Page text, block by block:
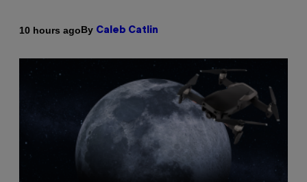
10 hours agoBy Caleb Catlin